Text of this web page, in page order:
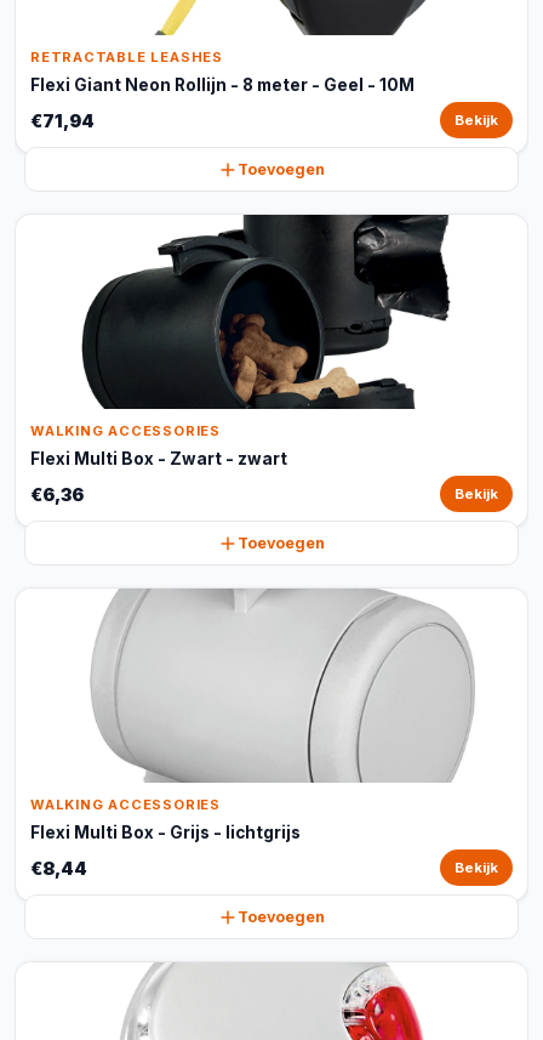
RETRACTABLE LEASHES
Flexi Giant Neon Rollijn - 8 meter - Geel - 10M
€71,94 Bekijk
Toevoegen
WALKING ACCESSORIES
Flexi Multi Box - Zwart - zwart
€6,36 Bekijk
Toevoegen
WALKING ACCESSORIES
Flexi Multi Box - Grijs - lichtgrijs
€8,44 Bekijk
Toevoegen